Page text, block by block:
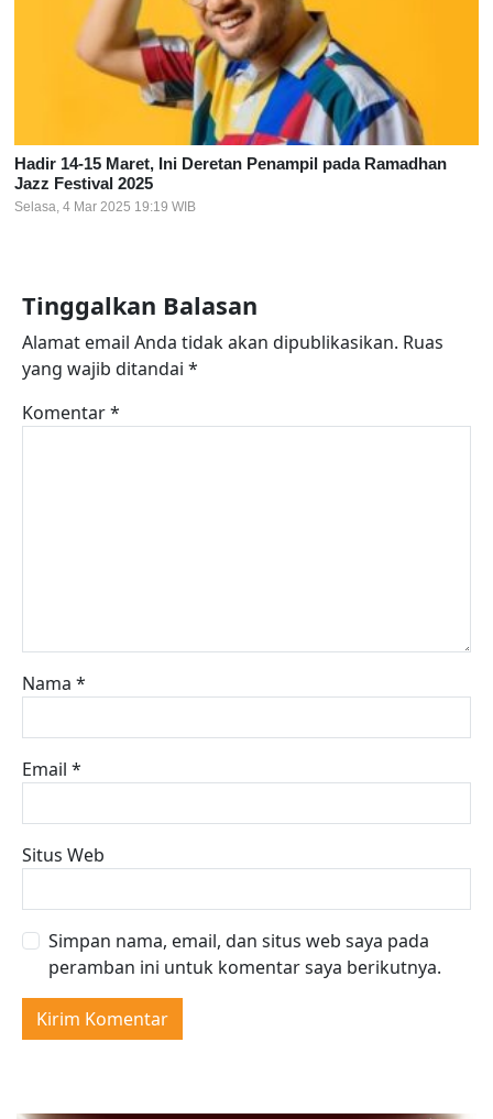
Hadir 14-15 Maret, Ini Deretan Penampil pada Ramadhan
Jazz Festival 2025
Selasa, 4 Mar 2025 19:19 WIB
Tinggalkan Balasan
Alamat email Anda tidak akan dipublikasikan. Ruas
yang wajib ditandai *
Komentar*
Nama *
Email *
Situs Web
Simpan nama, email, dan situs web saya pada
peramban ini untuk komentar saya berikutnya.